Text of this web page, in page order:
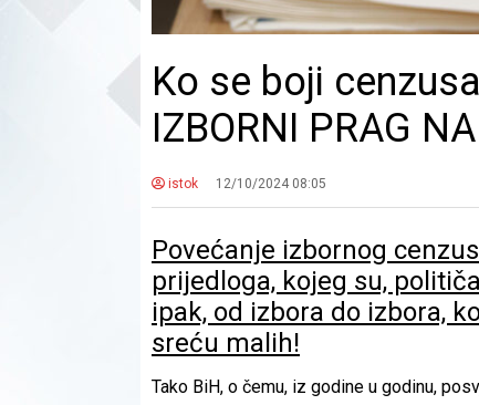
Ko se boji
IZBORNI PRAG
istok 12/10/2024 08:05
Povećanje izbornog
prijedloga, kojeg su,
ipak, od izbora do izbora,
sreću malih!
Tako BiH, o čemu, iz godine u godinu,